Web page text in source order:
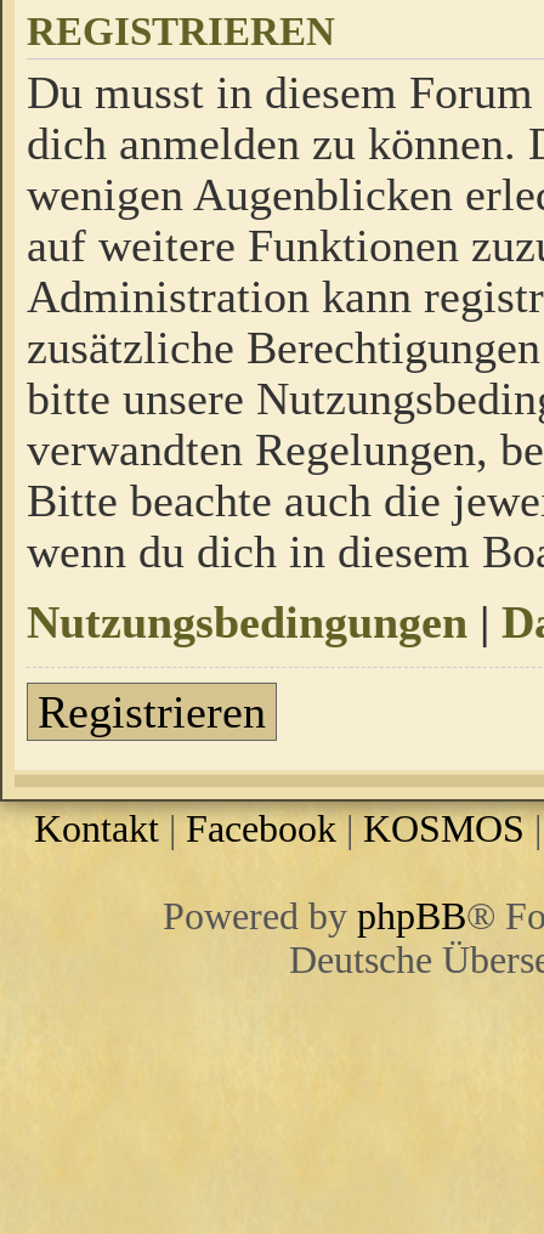
REGISTRIEREN
Du musst in diesem
dich anmelden zu
wenigen Augenblicken
auf weitere Funktionen
Administration kann
zusätzliche
bitte unsere
verwandten Regelungen,
Bitte beachte auch die
wenn du dich in diesem
Nutzungsbedingungen |
Registrieren
Kontakt | Facebook |KOSMOS
Powered by phpBB®
Deutsche